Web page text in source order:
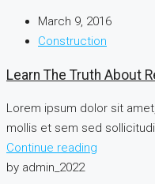
March 9, 2016
Construction
Learn The Truth About
Lorem ipsum dolor sit
mollis et sem sed
Continue reading
by admin_2022